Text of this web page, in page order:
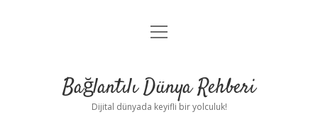
Anasayfa
Yasal Uyarı
menüyü
Bağlantılı Dünya Rehberi
Dijital dünyada keyifli bir yolculuk!